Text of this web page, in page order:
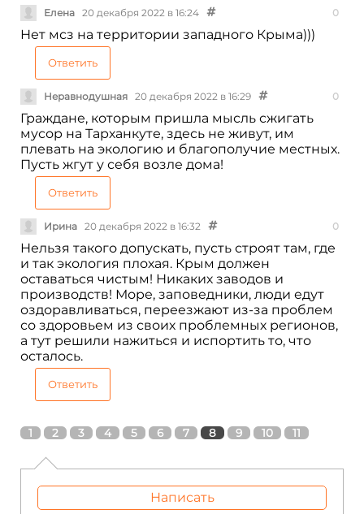
Елена 20 декабря 2022 в 16:24 0
Нет мсз на территории западного Крыма)))
Ответить
Неравнодушная 20 декабря 2022 в 16:29 0
Граждане, которым пришла мысль сжигать
мусор на Тарханкуте, здесь не живут, им
плевать на экологию и благополучие местных.
Пусть жгут у себя возле дома!
Ответить
Ирина 20 декабря 2022 в 16:32 0
Нельзя такого допускать, пусть строят там, где
и так экология плохая. Крым должен
оставаться чистым! Никаких заводов и
производств! Море, заповедники, люди едут
оздоравливаться, переезжают из-за проблем
со здоровьем из своих проблемных регионов,
а тут решили нажиться и испортить то, что
осталось.
Ответить
1 2 3 4 5 6 7 8 9 10 11
Написать